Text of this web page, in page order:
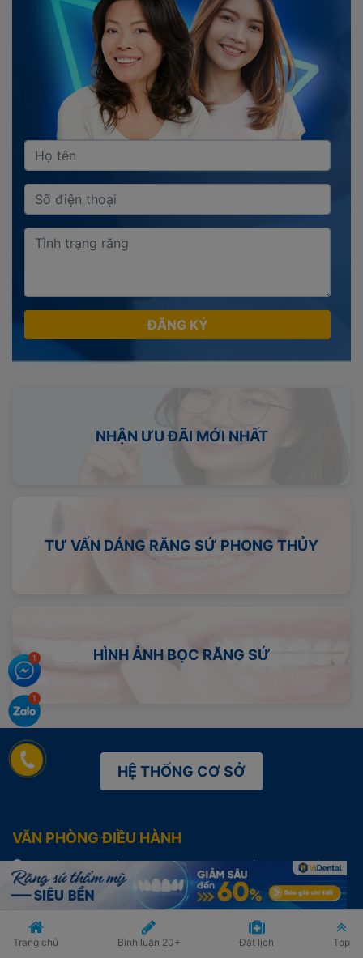
ĐĂNG KÝ
NHẬN ƯU ĐÃI MỚI NHẤT
TƯ VẤN DÁNG RĂNG SỨ PHONG THỦY
HÌNH ẢNH BỌC RĂNG SỨ
HỆ THỐNG CƠ SỞ
VĂN PHÒNG ĐIỀU HÀNH
LK 56, Đường số 23, Khu đô thị Thành phố Giao lưu, Bắc Từ
Liêm, Hà Nội
Điện thoại: (+84) 987.933.309
Trang chủ Bình luận 20+ Đặt lịch Top